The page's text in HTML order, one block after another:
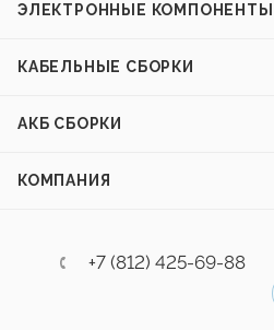
ЭЛЕКТРОННЫЕ КОМПОНЕНТЫ
КАБЕЛЬНЫЕ СБОРКИ
АКБ СБОРКИ
КОМПАНИЯ
+7 (812) 425-69-88